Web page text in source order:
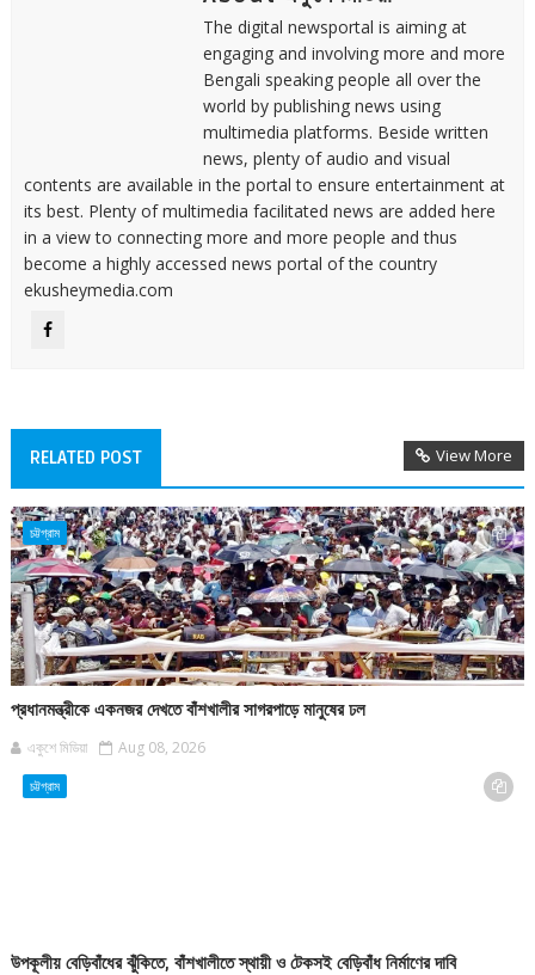
The digital newsportal is aiming at
engaging and involving more and more
Bengali speaking people all over the
world by publishing news using
multimedia platforms. Beside written
news, plenty of audio and visual
contents are available in the portal to ensure entertainment at
its best. Plenty of multimedia facilitated news are added here
in a view to connecting more and more people and thus
become a highly accessed news portal of the country
ekusheymedia.com
RELATED POST View More
চট্টগ্রাম
প্রধানমন্ত্রীকে একনজর দেখতে বাঁশখালীর সাগরপাড়ে মানুষের ঢল
একুশে মিডিয়া Aug 08, 2026
চট্টগ্রাম
উপকূলীয় বেড়িবাঁধের ঝুঁকিতে, বাঁশখালীতে স্থায়ী ও টেকসই বেড়িবাঁধ নির্মাণের দাবি